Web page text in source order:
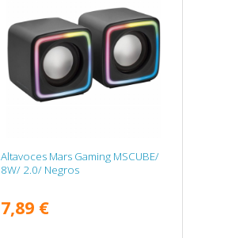
Altavoces Mars Gaming MSCUBE/
8W/ 2.0/ Negros
7,89 €